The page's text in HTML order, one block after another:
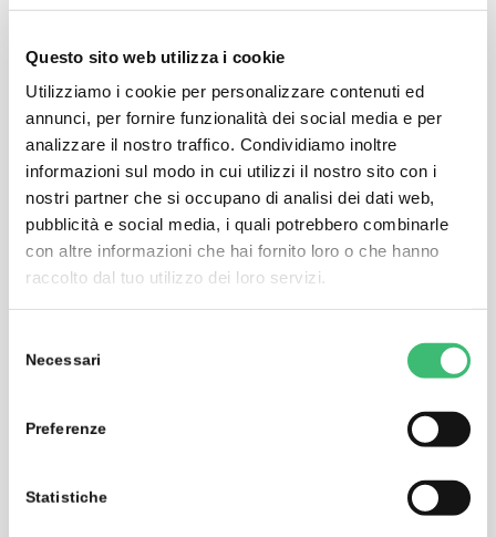
Questo sito web utilizza i cookie
Utilizziamo i cookie per personalizzare contenuti ed
annunci, per fornire funzionalità dei social media e per
analizzare il nostro traffico. Condividiamo inoltre
informazioni sul modo in cui utilizzi il nostro sito con i
nostri partner che si occupano di analisi dei dati web,
pubblicità e social media, i quali potrebbero combinarle
con altre informazioni che hai fornito loro o che hanno
raccolto dal tuo utilizzo dei loro servizi.
delNecessari
Preferenze
Statistiche
IP 65 control cabinet version with integrated power
pack
Energy and consumption data logging for a wide
variety of media
Load management and fault messaging function
Manufacturer-independent connection of data
sources via analog, digital, or S0 pulse and
temperature inputs, as well as Modbus interface
Universal M-Bus, LON, or additional I/O24 interface
can be retrofitted